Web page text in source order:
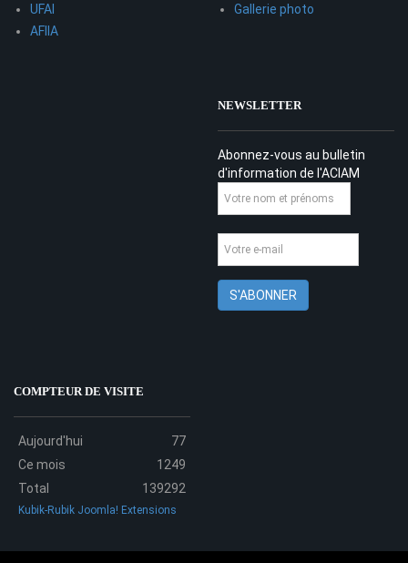
UFAI
AFIIA
Gallerie photo
NEWSLETTER
Abonnez-vous au bulletin
d'information de l'ACIAM
COMPTEUR DE VISITE
Aujourd'hui
77
Ce mois
1249
Total
139292
Kubik-Rubik Joomla! Extensions